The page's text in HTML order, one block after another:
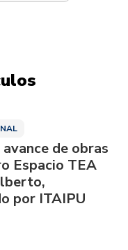
de obras
Espacio TEA
por ITAIPU